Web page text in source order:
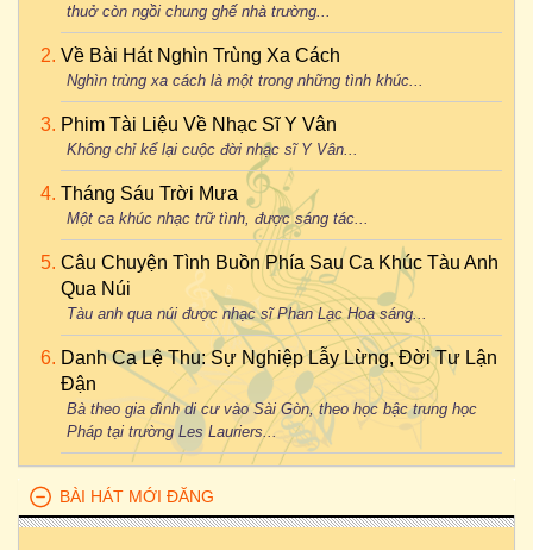
thuở còn ngồi chung ghế nhà trường...
Về Bài Hát Nghìn Trùng Xa Cách
Nghìn trùng xa cách là một trong những tình khúc...
Phim Tài Liệu Về Nhạc Sĩ Y Vân
Không chỉ kể lại cuộc đời nhạc sĩ Y Vân...
Tháng Sáu Trời Mưa
Một ca khúc nhạc trữ tình, được sáng tác...
Câu Chuyện Tình Buồn Phía Sau Ca Khúc Tàu Anh
Qua Núi
Tàu anh qua núi được nhạc sĩ Phan Lạc Hoa sáng...
Danh Ca Lệ Thu: Sự Nghiệp Lẫy Lừng, Đời Tư Lận
Đận
Bà theo gia đình di cư vào Sài Gòn, theo học bậc trung học
Pháp tại trường Les Lauriers...
BÀI HÁT MỚI ĐĂNG